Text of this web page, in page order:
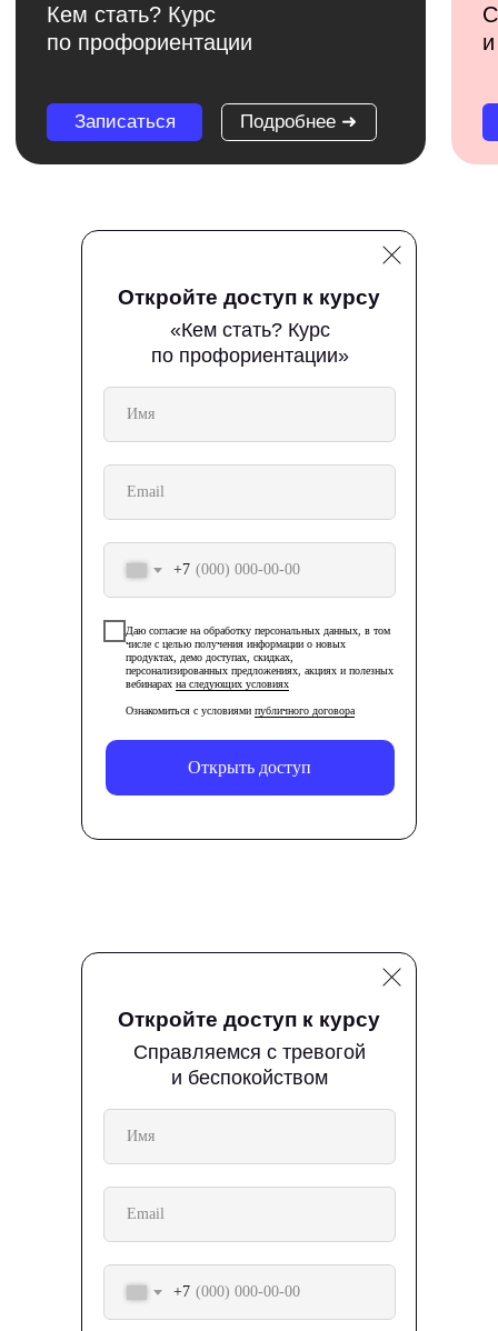
Откройте доступ к курсу
«Кем стать? Курс
по профориентации»
+7
Даю согласие на обработку персональных данных, в том
числе с целью получения информации о новых
продуктах, демо доступах, скидках,
персонализированных предложениях, акциях и полезных
вебинарах на следующих условиях
Ознакомиться с условиями публичного договора
Открыть доступ
Откройте доступ к курсу
Справляемся с тревогой
и беспокойством
+7
Каталог ➜
Отзывы
Вероника Желеская
На платформе очень удобно
заниматься, у сайта красивый
работать. Материал изложен
просто и понятно, куратор отвечает
быстро, а возникшие вопросы
можно уточнить прямо в Telegram-
«SMM-специалист с нуля»
Артём Дашкевич
Мне нравится
можешь
помощь и
дизайнер»
определиться?
Заполните форму
и получите консультацию